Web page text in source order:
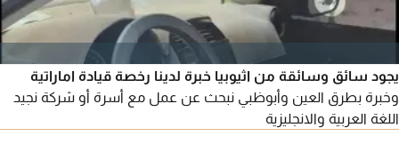
يجود سائق وسائقة من اثيوبيا خبرة لدينا رخصة قيادة اماراتية
وخبرة بطرق العين وأبوظبي نبحث عن عمل مع أسرة أو شركة نجيد
اللغة العربية والانجليزية